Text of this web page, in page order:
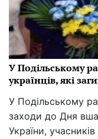
У Подільському
українців, які
У Подільському
заходи до Дня
України,